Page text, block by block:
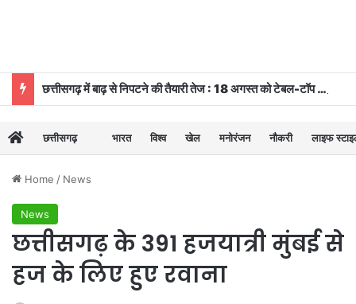
छत्तीसगढ़ में बाढ़ से निपटने की तैयारी तेज : 18 अगस्त को टेबल-टॉप और 20 को होगी मॉक ड्रि
छत्तीसगढ़ भारत विश्व खेल मनोरंजन नौकरी लाइफ
Home / News
News
छत्तीसगढ़ के 391 हजयात्री मुंबई से
हज के लिए हुए रवाना